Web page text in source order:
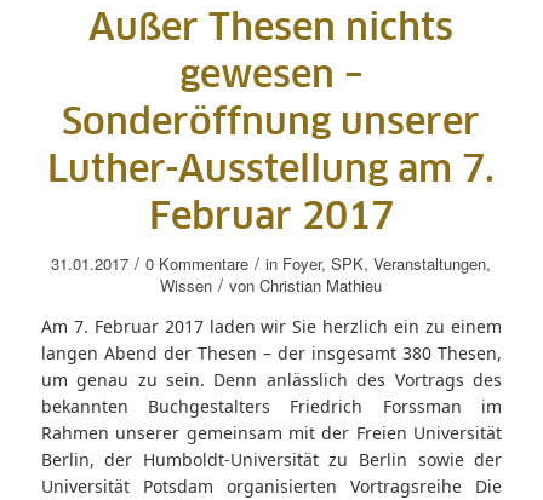
Außer Thesen nichts
gewesen –
Sonderöffnung unserer
Luther-Ausstellung am 7.
Februar 2017
31.01.2017 / 0 Kommentare / in Foyer,SPK,Veranstaltungen,
Wissen / vonChristian Mathieu
Am 7. Februar 2017 laden wir Sie herzlich ein zu einem
langen Abend der Thesen – der insgesamt 380 Thesen,
um genau zu sein. Denn anlässlich des Vortrags des
bekannten Buchgestalters Friedrich Forssman im
Rahmen unserer gemeinsam mit der Freien Universität
Berlin, der Humboldt-Universität zu Berlin sowie der
Universität Potsdam organisierten Vortragsreihe Die